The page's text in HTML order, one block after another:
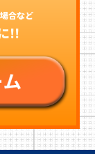
合など
!!